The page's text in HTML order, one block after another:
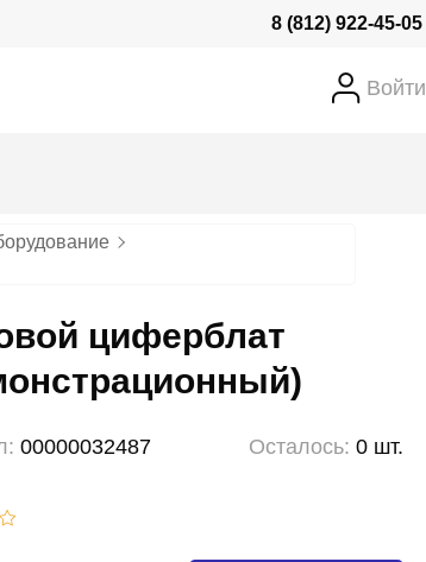
8 (812) 922-45-05
Войти
циферблат
00000032487 Осталось: 0 шт.